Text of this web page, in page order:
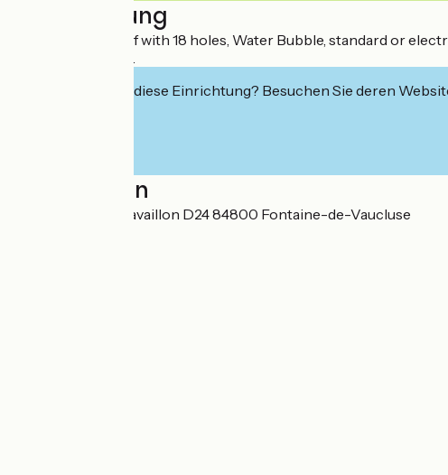
Beschreibung
Paintball, Mini Golf with 18 holes, Water Bubble, standard or
in a restful setting.
Interessiert Sie diese Einrichtung? Besuchen Sie deren
Localisation
Galas, Route de Cavaillon D24 84800 Fontaine-de-Vaucluse